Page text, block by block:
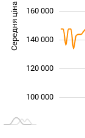
Середня ціна
100 000
120 000
140 000
160 000